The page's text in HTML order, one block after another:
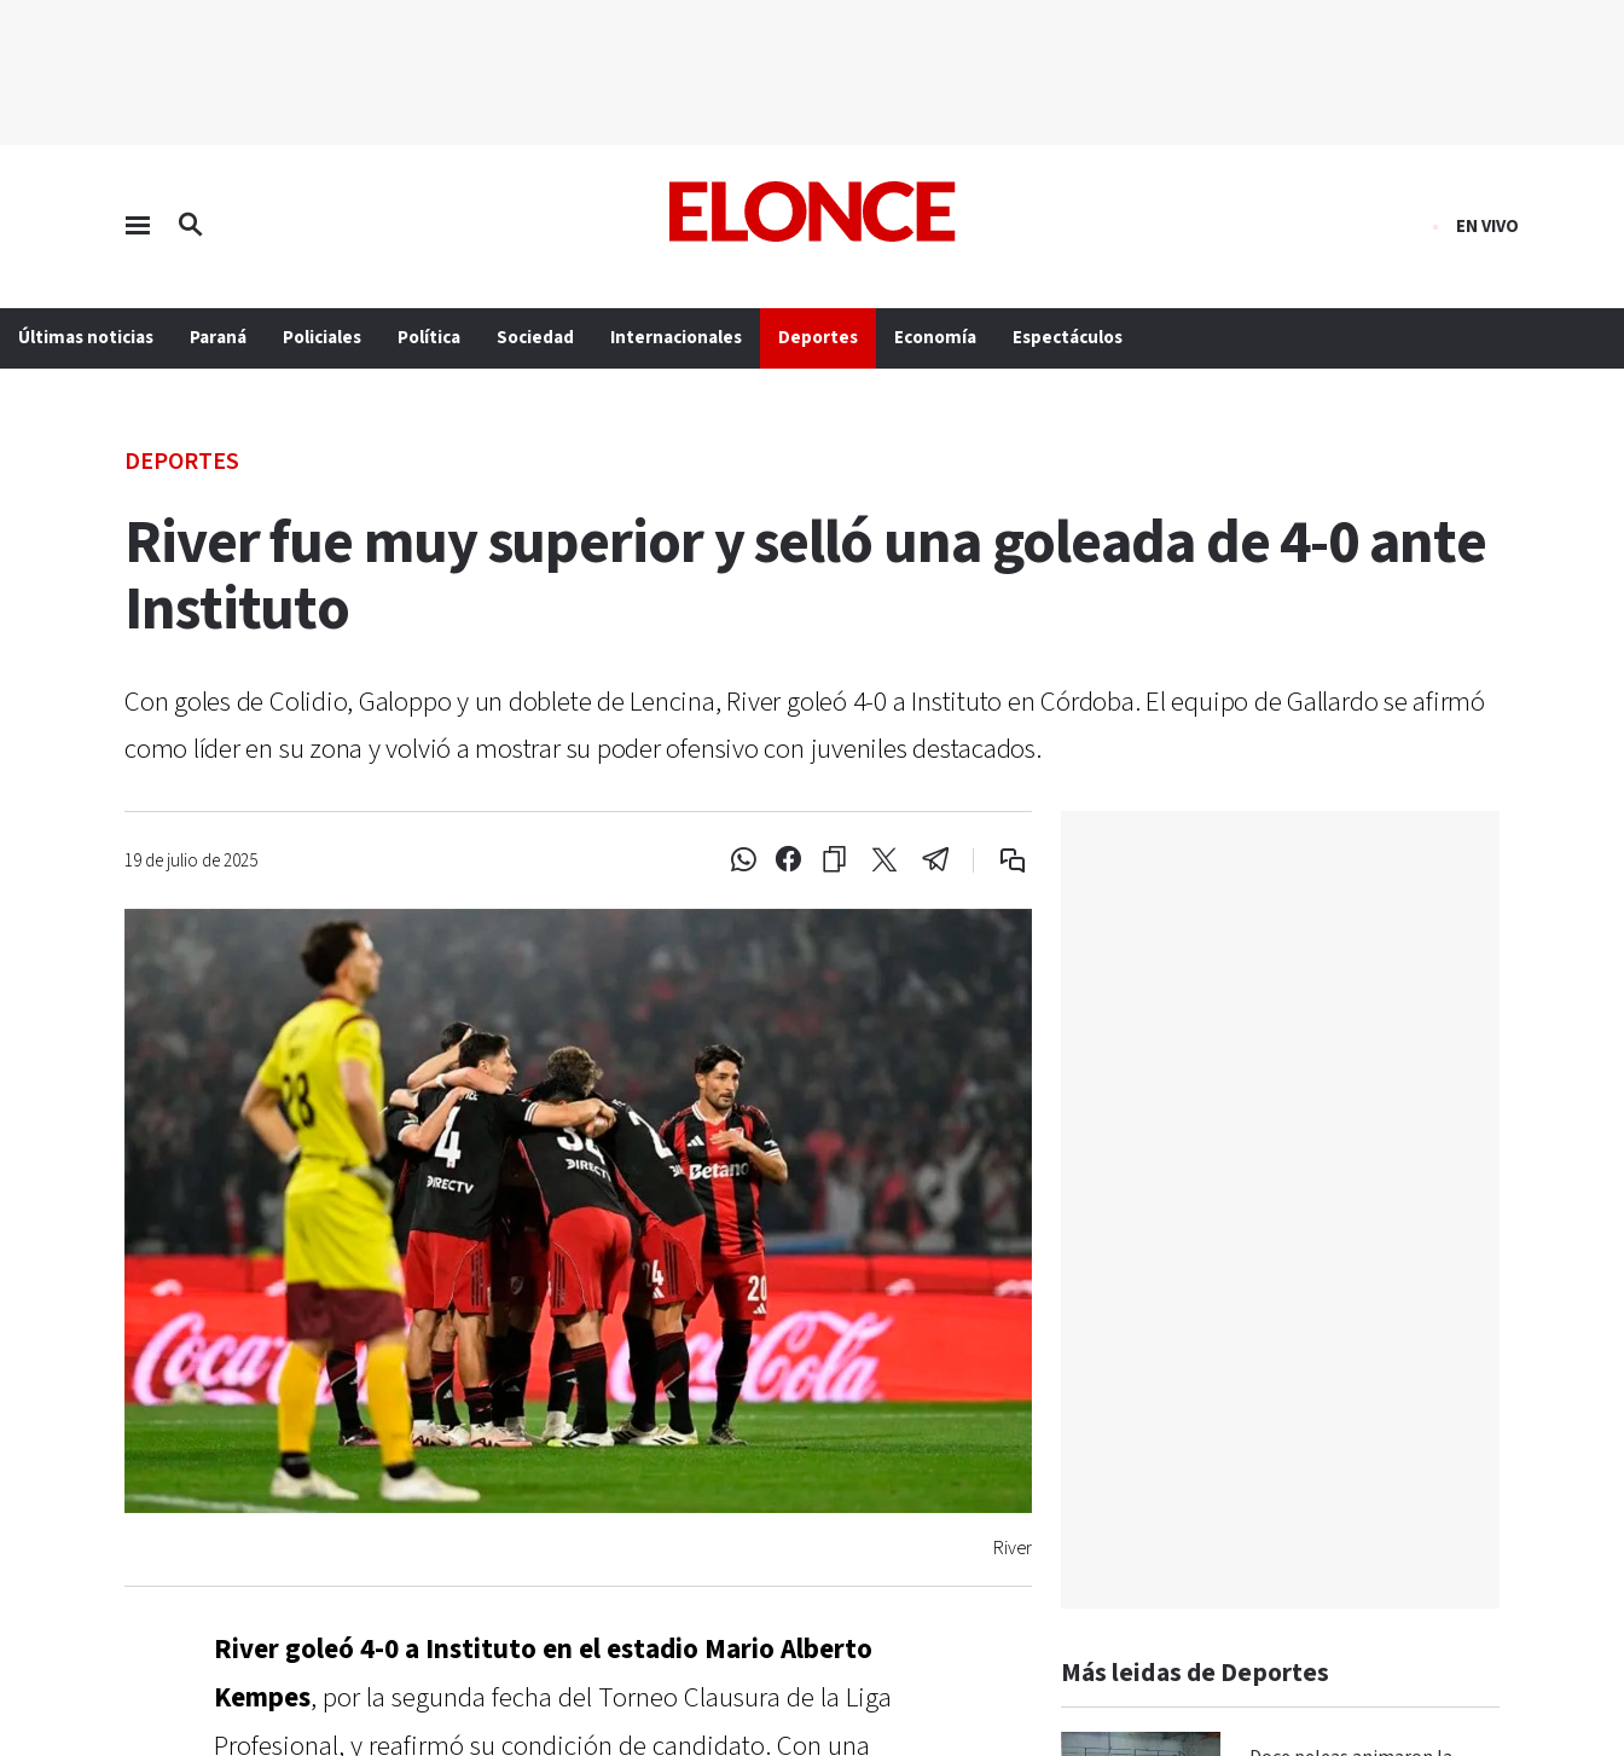
EN VIVO
Últimas noticias Paraná Policiales Política Sociedad Internacionales Deportes Economía Espectáculos
DEPORTES
River fue muy superior y selló una goleada de 4-0 ante
Instituto
Con goles de Colidio, Galoppo y un doblete de Lencina, River goleó 4-0 a Instituto en Córdoba. El equipo de Gallardo se afirmó
como líder en su zona y volvió a mostrar su poder ofensivo con juveniles destacados.
19 de julio de 2025
River
River goleó 4-0 a Instituto en el estadio Mario Alberto
Kempes, por la segunda fecha del Torneo Clausura de la Liga
Profesional, y reafirmó su condición de candidato. Con una
Más leidas de Deportes